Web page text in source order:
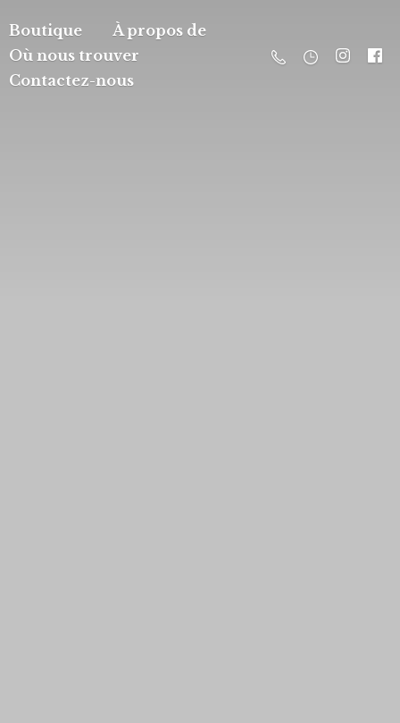
Boutique
À propos de
Où nous trouver
Contactez-nous